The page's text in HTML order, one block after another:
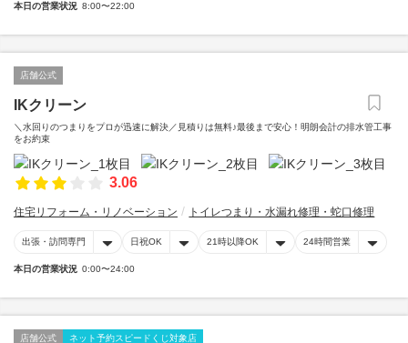
本日の営業状況 8:00〜22:00
店舗公式
IKクリーン
＼水回りのつまりをプロが迅速に解決／見積りは無料♪最後まで安心！明朗会計の排水管工事
をお約束
3.06
住宅リフォーム・リノベーション トイレつまり・水漏れ修理・蛇口修理
出張・訪問専門 日祝OK 21時以降OK 24時間営業
本日の営業状況 0:00〜24:00
店舗公式 ネット予約スピードくじ対象店